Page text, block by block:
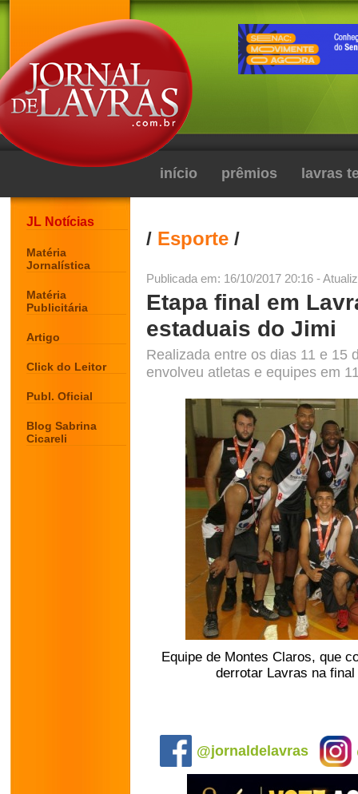
início prêmios lavras
JL Notícias
Matéria
Jornalística
Matéria
Publicitária
Artigo
Click do Leitor
Publ. Oficial
Blog Sabrina
Cicareli
/ Esporte /
Publicada em: 16/10/2017 20:16 -
Etapa final em
estaduais do Jimi
Realizada entre os dias 11 e 15
envolveu atletas e equipes em
Equipe de Montes Claros, que
derrotar Lavras na
@jornaldelavras